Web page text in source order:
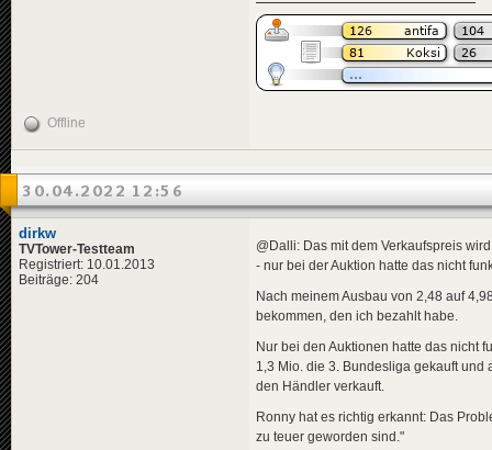
Offline
30.04.2022 12:56
dirkw
TVTower-Testteam
Registriert: 10.01.2013
Beiträge: 204
@Dalli: Das mit dem Verkaufspreis
- nur bei der Auktion hatte das nicht
Nach meinem Ausbau von 2,48 auf
bekommen, den ich bezahlt habe.
Nur bei den Auktionen hatte das nicht
1,3 Mio. die 3. Bundesliga gekauft und
den Händler verkauft.
Ronny hat es richtig erkannt: Das
zu teuer geworden sind."